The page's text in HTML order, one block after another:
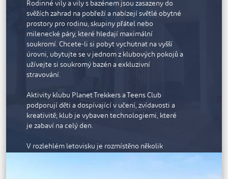
Rodinné vily a vily s bazénem jsou zasazeny do
svěžích zahrad na pobřeží a nabízejí světlé obytné
prostory pro rodinu, skupiny přátel nebo
milenecké páry, které hledají maximální
soukromí. Chcete-li si pobyt vychutnat na vyšší
úrovni, ubytujte se v jednom z klubových pokojů a
užívejte si soukromý bazén a exkluzivní
stravování.
Aktivity klubu Planet Trekkers a Teens Club
podporují děti a dospívající v učení, zvídavosti a
kreativitě; klub je vybaven technologiemi, které
je zabaví na celý den.
V rozlehlém letovisku je rozmístěno několik
moderních restaurací. Můžete si vybrat NoHo,